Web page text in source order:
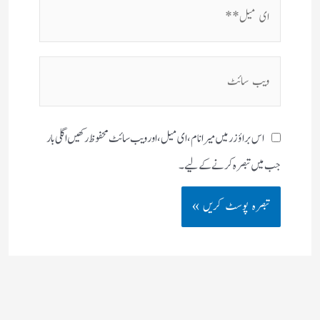
اس براؤزر میں میرا نام، ای میل، اور ویب سائٹ محفوظ رکھیں اگلی بار
جب میں تبصرہ کرنے کےلیے۔